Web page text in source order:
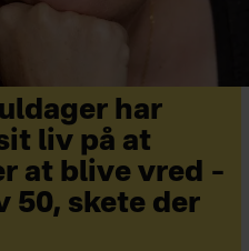
har
liv på at
at blive vred –
50, skete der